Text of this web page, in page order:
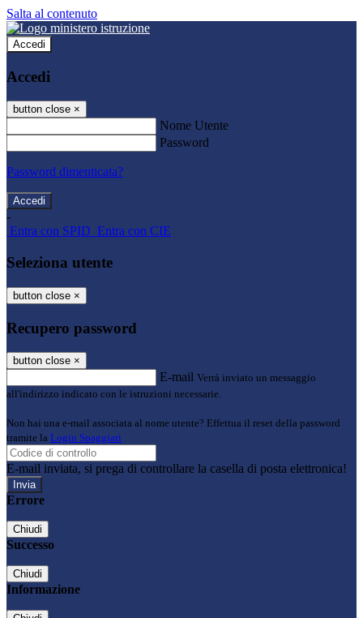
Salta al contenuto
Accedi
Accedi
button close ×
Nome Utente
Password
Password dimenticata?
-
Entra con SPID Entra con CIE
Seleziona utente
button close ×
Recupero password
button close ×
E-mail Verrà inviato un messaggio
all'indirizzo indicato con le istruzioni necessarie.
Non hai una e-mail associata al nome utente? Effettua il reset della password
tramite la Login Spaggiari
E-mail inviata, si prega di controllare la casella di posta elettronica!
Errore
Chiudi
Successo
Chiudi
Informazione